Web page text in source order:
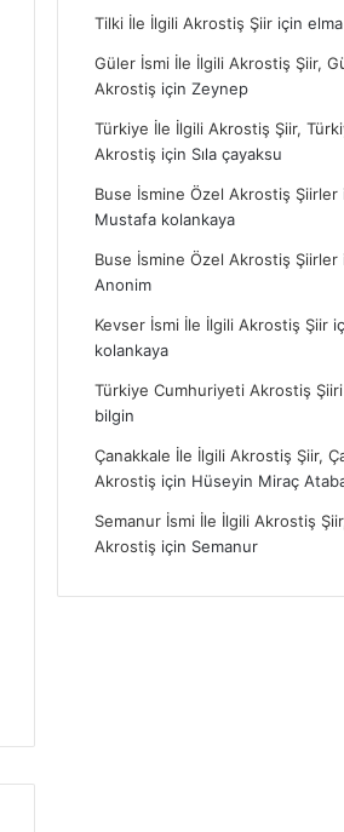
Tilki İle İlgili Akrostiş Şiir içinelma
Güler İsmi İle İlgili Akrostiş Şiir,
Akrostiş içinZeynep
Türkiye İle İlgili Akrostiş Şiir,
Akrostiş için Sıla çayaksu
Buse İsmine Özel Akrostiş Şiirler
Mustafa kolankaya
Buse İsmine Özel Akrostiş Şiirler
Anonim
Kevser İsmi İle İlgili Akrostiş Şiir
kolankaya
Türkiye Cumhuriyeti Akrostiş Şiiri
bilgin
Çanakkale İle İlgili Akrostiş Şiir,
Akrostiş için Hüseyin Miraç
Semanur İsmi İle İlgili Akrostiş
Akrostiş için Semanur